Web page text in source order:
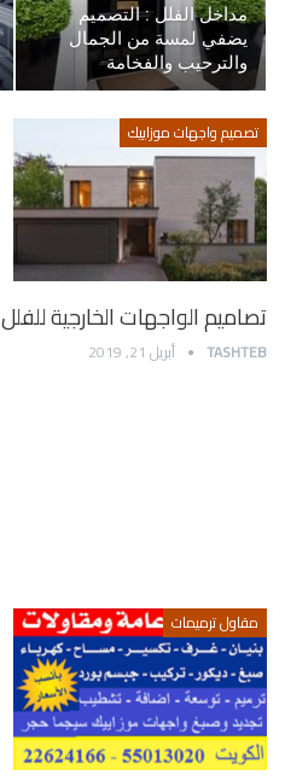
مداخل الفلل : التصميم
يضفي لمسة من الجمال
والترحيب والفخامة
تصميم واجهات موزاييك
تصاميم الواجهات الخارجية للفلل
TASHTEB أبريل 21, 2019
مقاول ترميمات